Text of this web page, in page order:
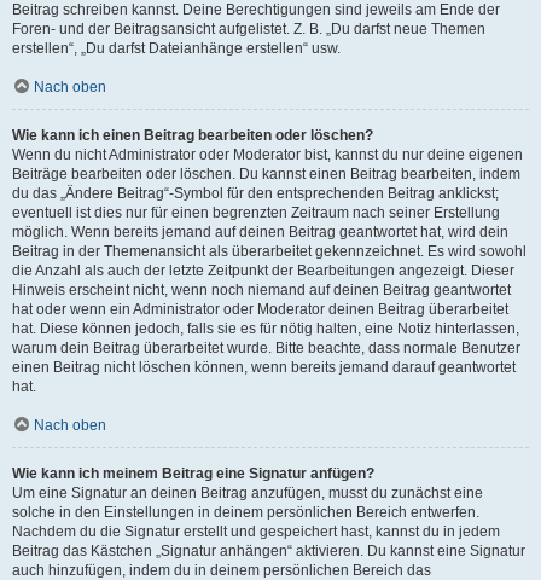
Beitrag schreiben kannst. Deine Berechtigungen sind jeweils am Ende der
Foren- und der Beitragsansicht aufgelistet. Z. B. „Du darfst neue Themen
erstellen“, „Du darfst Dateianhänge erstellen“ usw.
Nach oben
Wie kann ich einen Beitrag bearbeiten oder löschen?
Wenn du nicht Administrator oder Moderator bist, kannst du nur deine eigenen
Beiträge bearbeiten oder löschen. Du kannst einen Beitrag bearbeiten, indem
du das „Ändere Beitrag“-Symbol für den entsprechenden Beitrag anklickst;
eventuell ist dies nur für einen begrenzten Zeitraum nach seiner Erstellung
möglich. Wenn bereits jemand auf deinen Beitrag geantwortet hat, wird dein
Beitrag in der Themenansicht als überarbeitet gekennzeichnet. Es wird sowohl
die Anzahl als auch der letzte Zeitpunkt der Bearbeitungen angezeigt. Dieser
Hinweis erscheint nicht, wenn noch niemand auf deinen Beitrag geantwortet
hat oder wenn ein Administrator oder Moderator deinen Beitrag überarbeitet
hat. Diese können jedoch, falls sie es für nötig halten, eine Notiz hinterlassen,
warum dein Beitrag überarbeitet wurde. Bitte beachte, dass normale Benutzer
einen Beitrag nicht löschen können, wenn bereits jemand darauf geantwortet
hat.
Nach oben
Wie kann ich meinem Beitrag eine Signatur anfügen?
Um eine Signatur an deinen Beitrag anzufügen, musst du zunächst eine
solche in den Einstellungen in deinem persönlichen Bereich entwerfen.
Nachdem du die Signatur erstellt und gespeichert hast, kannst du in jedem
Beitrag das Kästchen „Signatur anhängen“ aktivieren. Du kannst eine Signatur
auch hinzufügen, indem du in deinem persönlichen Bereich das